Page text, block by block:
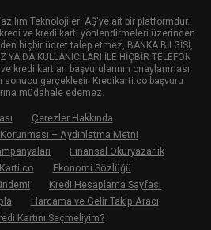
Teknolojileri AŞ'ye ait bir platformdur.
ve kredi kartı yönlendirmeleri üzerinden
hiçbir ücret talep etmez, BANKA BİLGİSİ,
YA DA KULLANICILARI İLE HİÇBİR TELEFON
kredi kartları başvurularının onaylanması
sonucu gerçekleşir. Kredikarti.co başvuru
müdahale edemez.
Çerezler Hakkında
– Aydınlatma Metni
Finansal Okuryazarlık
Ekonomi Sözlüğü
Kredi Hesaplama Sayfası
Harcama ve Gelir Takip Aracı
Kartını Seçmeliyim?